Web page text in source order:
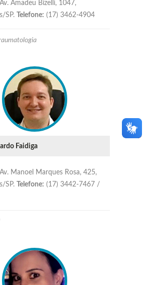
Av. Amadeu Bizelli, 1047,
SP.
Telefone: (17) 3462-4904
Faidiga
Av. Manoel Marques Rosa, 425,
SP.
Telefone: (17) 3442-7467 /